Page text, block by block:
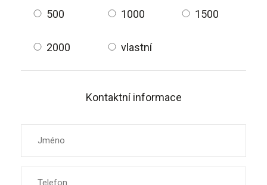
500 1000 1500
2000 vlastní
Kontaktní informace